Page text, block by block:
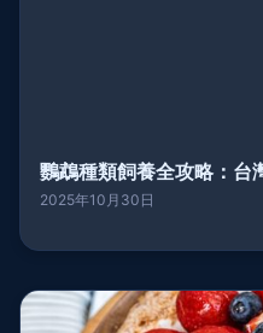
鸚鵡種類飼養全攻略：台
2025年10月30日